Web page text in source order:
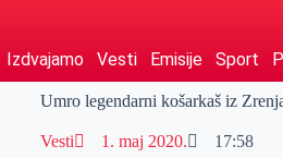
Izdvajamo Vesti Emisije Sport
Umro legendarni košarkaš iz
Vesti 1. maj 2020. 17:58